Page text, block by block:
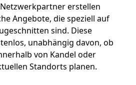
erstellen
Angebote, die speziell auf
sind. Diese
unabhängig davon, ob
von Kandel oder
Standorts planen.